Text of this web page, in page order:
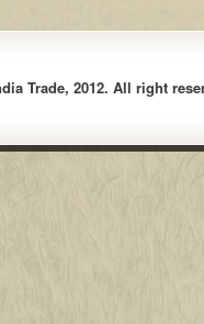
Trade, 2012. All right